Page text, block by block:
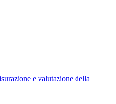
e valutazione della